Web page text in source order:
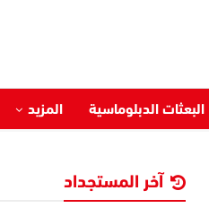
البعثات الدبلوماسية المزيد
آخر المستجداد